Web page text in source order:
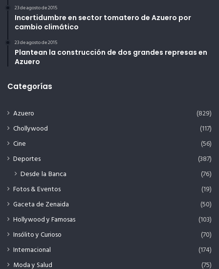
23 de agosto de 2015
Incertidumbre en sector tomatero de Azuero por
cambio climático
23 de agosto de 2015
Plantean la construcción de dos grandes represas en
Azuero
Categorías
Azuero
(829)
Chollywood
(117)
Cine
(56)
Deportes
(387)
Desde la Banca (76)
Fotos & Eventos
(19)
Gaceta de Zenaida
(50)
Hollywood y Famosas
(103)
Insólito y Curioso
(70)
Internacional
(174)
Moda y Salud
(75)